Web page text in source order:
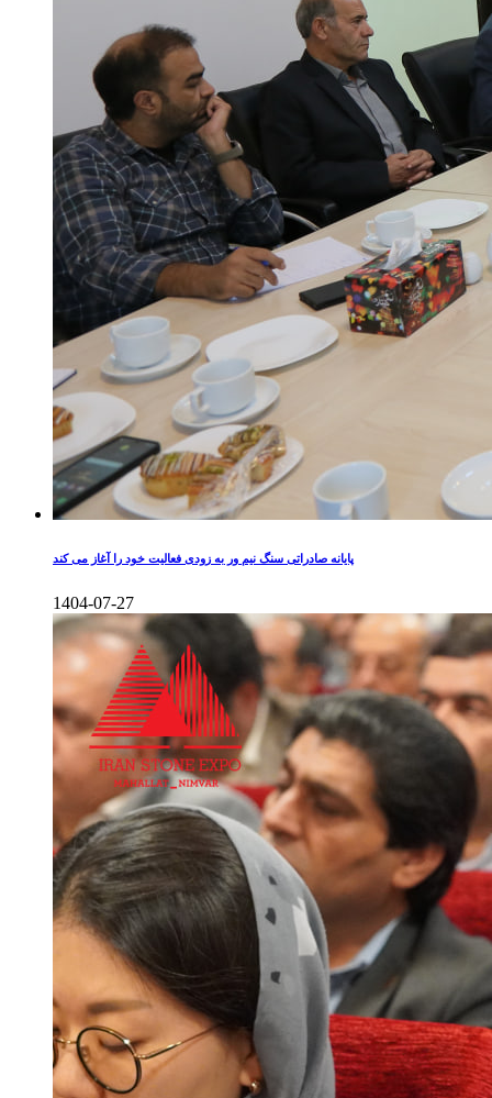
پایانه صادراتی سنگ نیم ور به زودی فعالیت خود را آغاز می کند
1404-07-27